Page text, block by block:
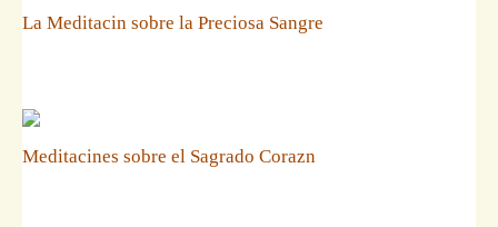
La Meditacin sobre la Preciosa Sangre
Meditacines sobre el Sagrado Corazn